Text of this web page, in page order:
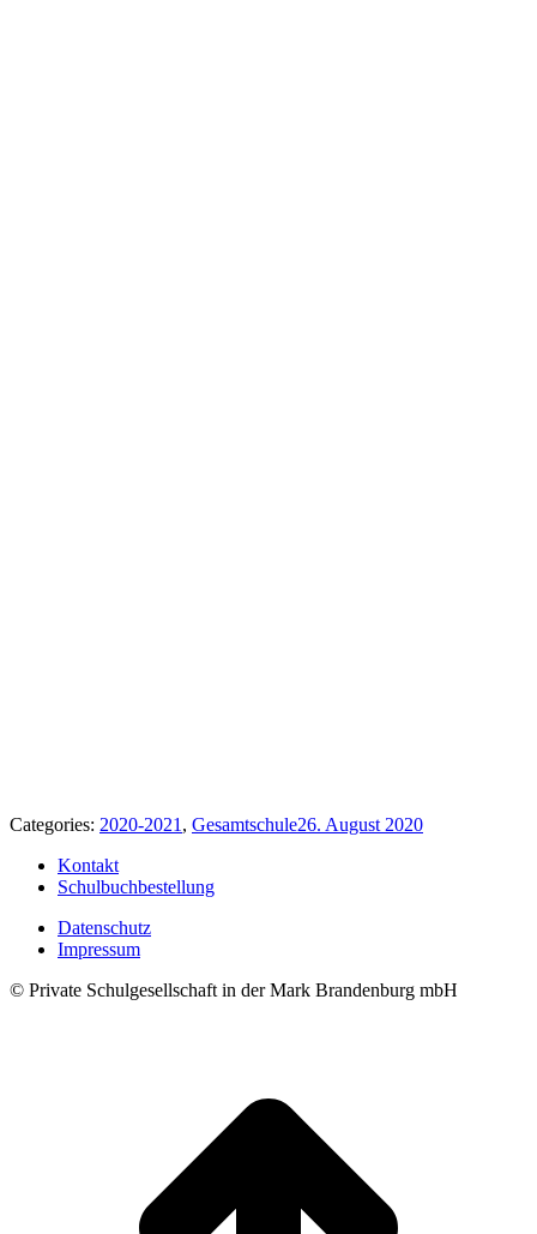
Categories: 2020-2021 , Gesamtschule26. August 2020
Kontakt
Schulbuchbestellung
Datenschutz
Impressum
© Private Schulgesellschaft in der Mark Brandenburg mbH